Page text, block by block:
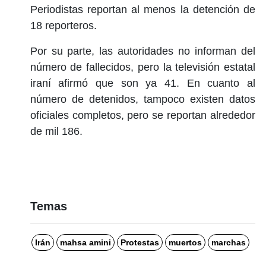
Periodistas reportan al menos la detención de
18 reporteros.
Por su parte, las autoridades no informan del
número de fallecidos, pero la televisión estatal
iraní afirmó que son ya 41. En cuanto al
número de detenidos, tampoco existen datos
oficiales completos, pero se reportan alrededor
de mil 186.
Temas
Irán mahsa amini Protestas muertos marchas